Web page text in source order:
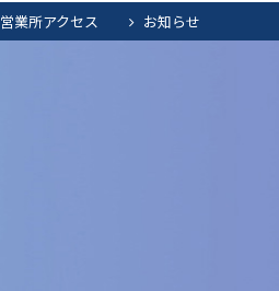
営業所アクセス お知らせ